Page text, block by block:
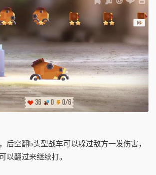
后空翻b头型战车可以躲过敌方一发伤害，
以翻过来继续打。